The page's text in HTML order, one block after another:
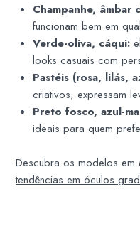
Champanhe, âmbar
funcionam bem em
Verde-oliva, cáqui:
looks casuais com
Pastéis (rosa, lilás,
criativos, expressam
Preto fosco, azul-
ideais para quem
Descubra os modelos
tendências em óculos